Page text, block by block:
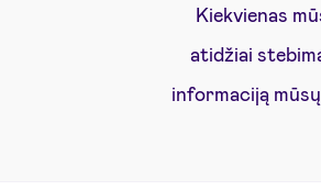
Kiekvienas
atidžiai
informaciją